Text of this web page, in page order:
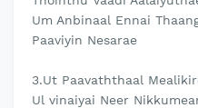
Um Anbinaal Ennai
Paaviyin Nesarae
3.Ut Paavaththaal
Ul vinaiyai Neer